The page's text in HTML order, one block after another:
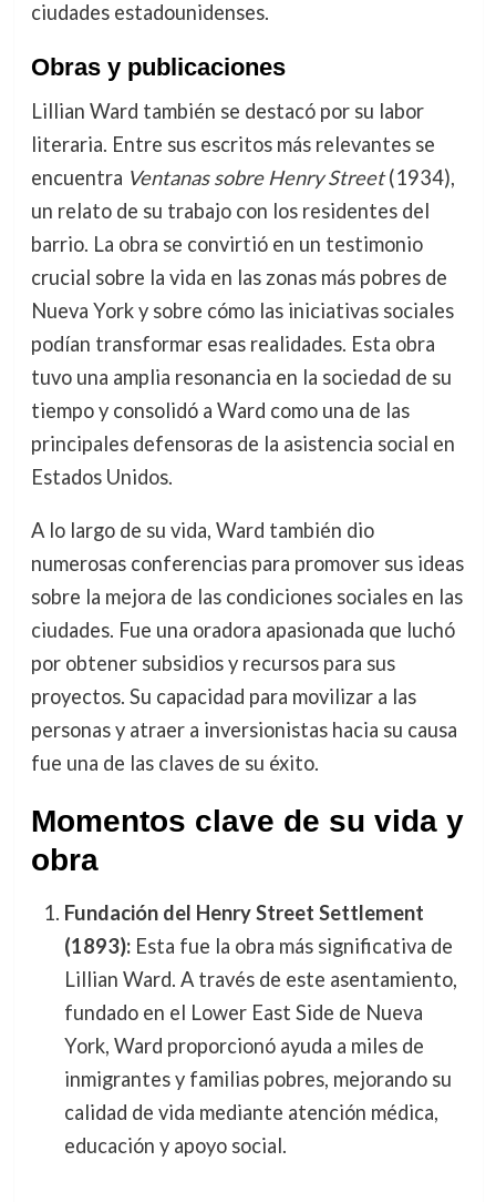
ciudades estadounidenses.
Obras y publicaciones
Lillian Ward también se destacó por su labor
literaria. Entre sus escritos más relevantes se
encuentra Ventanas sobre Henry Street(1934),
un relato de su trabajo con los residentes del
barrio. La obra se convirtió en un testimonio
crucial sobre la vida en las zonas más pobres de
Nueva York y sobre cómo las iniciativas sociales
podían transformar esas realidades. Esta obra
tuvo una amplia resonancia en la sociedad de su
tiempo y consolidó a Ward como una de las
principales defensoras de la asistencia social en
Estados Unidos.
A lo largo de su vida, Ward también dio
numerosas conferencias para promover sus ideas
sobre la mejora de las condiciones sociales en las
ciudades. Fue una oradora apasionada que luchó
por obtener subsidios y recursos para sus
proyectos. Su capacidad para movilizar a las
personas y atraer a inversionistas hacia su causa
fue una de las claves de su éxito.
Momentos clave de su vida y
obra
Fundación del Henry Street Settlement
(1893):Esta fue la obra más significativa de
Lillian Ward. A través de este asentamiento,
fundado en el Lower East Side de Nueva
York, Ward proporcionó ayuda a miles de
inmigrantes y familias pobres, mejorando su
calidad de vida mediante atención médica,
educación y apoyo social.